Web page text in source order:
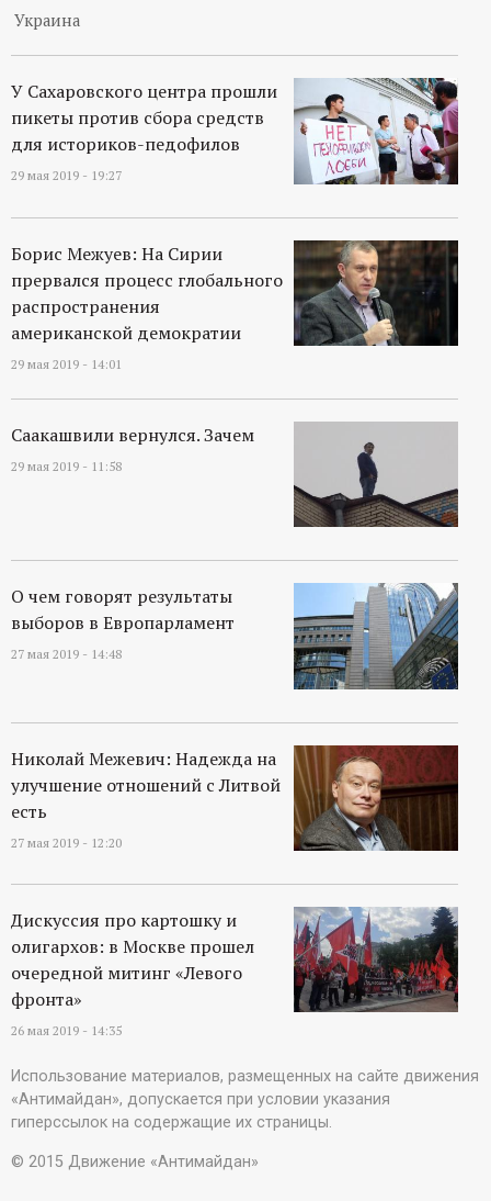
Украина
У Сахаровского центра прошли
пикеты против сбора средств
для историков-педофилов
29 мая 2019 - 19:27
Борис Межуев: На Сирии
прервался процесс глобального
распространения
американской демократии
29 мая 2019 - 14:01
Саакашвили вернулся. Зачем
29 мая 2019 - 11:58
О чем говорят результаты
выборов в Европарламент
27 мая 2019 - 14:48
Николай Межевич: Надежда на
улучшение отношений с Литвой
есть
27 мая 2019 - 12:20
Дискуссия про картошку и
олигархов: в Москве прошел
очередной митинг «Левого
фронта»
26 мая 2019 - 14:35
Использование материалов, размещенных на сайте движения
«Антимайдан», допускается при условии указания
гиперссылок на содержащие их страницы.
© 2015 Движение «Антимайдан»